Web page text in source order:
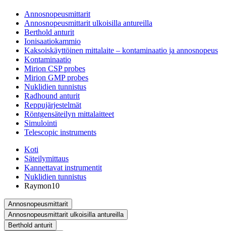
Annosnopeusmittarit
Annosnopeusmittarit ulkoisilla antureilla
Berthold anturit
Ionisaatiokammio
Kaksoiskäyttöinen mittalaite – kontaminaatio ja annosnopeus
Kontaminaatio
Mirion CSP probes
Mirion GMP probes
Nuklidien tunnistus
Radhound anturit
Reppujärjestelmät
Röntgensäteilyn mittalaitteet
Simulointi
Telescopic instruments
Koti
Säteilymittaus
Kannettavat instrumentit
Nuklidien tunnistus
Raymon10
Annosnopeusmittarit
Annosnopeusmittarit ulkoisilla antureilla
Berthold anturit